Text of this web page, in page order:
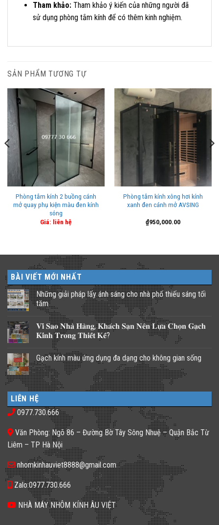
Tham khảo:Tham khảo ý kiến của những người đã
sử dụng phòng tắm kính để có thêm kinh nghiệm.
SẢN PHẨM TƯƠNG TỰ
Phòng tắm kính 2 buồng cánh
mở quay phụ kiện màu đen kính
sóng
Giá: liên hệ
Phòng tắm kính xông hơi kính
xanh đen cánh mở AVSING
₫950,000.00
BÀI VIẾT MỚI NHẤT
Những giải pháp lấy ánh sáng cho nhà phố thiếu sáng tối
tăm
Không
bình
luận
ở
pháp
lấy
ánh
sáng
cho
nhà
phố
thiếu
sáng
tối
𝐕𝐢̀ 𝐒𝐚𝐨 𝐍𝐡𝐚̀ 𝐇𝐚̀𝐧𝐠, 𝐊𝐡𝐚́𝐜𝐡 𝐒𝐚̣𝐧 𝐍𝐞̂𝐧 𝐋𝐮̛̣𝐚 𝐂𝐡𝐨̣𝐧 𝐆𝐚̣𝐜𝐡
𝐊𝐢́𝐧𝐡 𝐓𝐫𝐨𝐧𝐠 𝐓𝐡𝐢𝐞̂́𝐭 𝐊𝐞̂́?
bình
luận
ở
𝐕𝐢̀
𝐒𝐚𝐨
𝐍𝐡𝐚̀
𝐇𝐚̀𝐧𝐠,
𝐊𝐡𝐚́𝐜𝐡
𝐒𝐚̣𝐧
𝐍𝐞̂𝐧
𝐂𝐡𝐨̣𝐧
𝐆𝐚̣𝐜𝐡
𝐊𝐢́𝐧𝐡
𝐓𝐫𝐨𝐧𝐠
𝐓𝐡𝐢𝐞̂́𝐭
𝐊𝐞̂́?
Gạch kính màu ứng dụng đa dạng cho không gian sống
Không
có
bình
luận
ở
Gạch
kính
màu
đa
dạng
cho
không
gian
sống
LIÊN HỆ
0977.730.666
Văn Phòng: Ngõ 86 – Đường Bờ Tây Sông Nhuệ – Quận Bắc Từ
Liêm – TP Hà Nội
nhomkinhauviet8888@gmail.com
Zalo:0977.730.666
NHÀ MÁY NHÔM KÍNH ÂU VIỆT